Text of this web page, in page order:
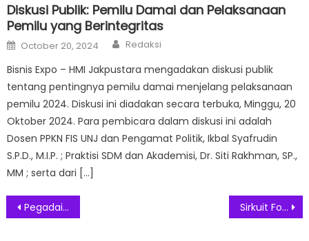
Diskusi Publik: Pemilu Damai dan Pelaksanaan
Pemilu yang Berintegritas
Posted
on
October 20, 2024 Author
Redaksi
Bisnis Expo – HMI Jakpustara mengadakan diskusi publik
tentang pentingnya pemilu damai menjelang pelaksanaan
pemilu 2024. Diskusi ini diadakan secara terbuka, Minggu, 20
Oktober 2024. Para pembicara dalam diskusi ini adalah
Dosen PPKN FIS UNJ dan Pengamat Politik, Ikbal Syafrudin
S.P.D., M.I.P. ; Praktisi SDM dan Akademisi, Dr. Siti Rakhman, SP.,
MM ; serta dari […]
Post
Pegadaian – Kemenpora Bersinergi Ajak Pemuda Indonesia Berdaya Saing dan Merdeka Finansial Sirkuit Formula-E Jadi Tempat Jakarnaval 2022